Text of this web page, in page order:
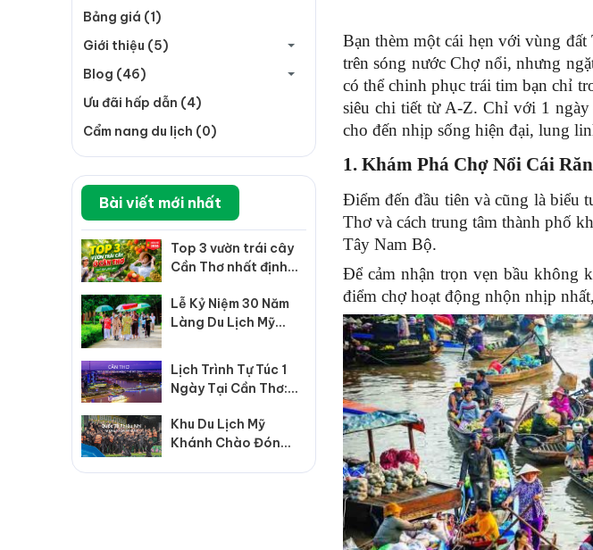
Bạn thèm một cái hẹn với vùng
trên sóng nước Chợ nổi, nhưng
có thể chinh phục trái tim bạn chỉ
siêu chi tiết từ A-Z. Chỉ với 1 ngày
cho đến nhịp sống hiện đại, lung
1. Khám Phá Chợ Nổi Cái
Điểm đến đầu tiên và cũng là biểu
Thơ và cách trung tâm thành phố
Tây Nam Bộ.
Để cảm nhận trọn vẹn bầu không
điểm chợ hoạt động nhộn nhịp
Bảng giá (1)
Giới thiệu (5)
Blog (46)
Ưu đãi hấp dẫn (4)
Cẩm nang du lịch (0)
Bài viết mới nhất
Top 3 vườn trái cây
Cần Thơ nhất định
Lễ Kỷ Niệm 30 Năm
Làng Du Lịch Mỹ
Lịch Sinh Thái Nổi
Bật Tại Cần Thơ
Lịch Trình Tự Túc 1
Ngày Tại Cần Thơ:
Không Thể Bỏ Qua
Khu Du Lịch Mỹ
Khánh Chào Đón